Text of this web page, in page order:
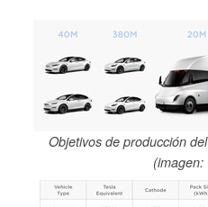
Objetivos de producción
(imagen: